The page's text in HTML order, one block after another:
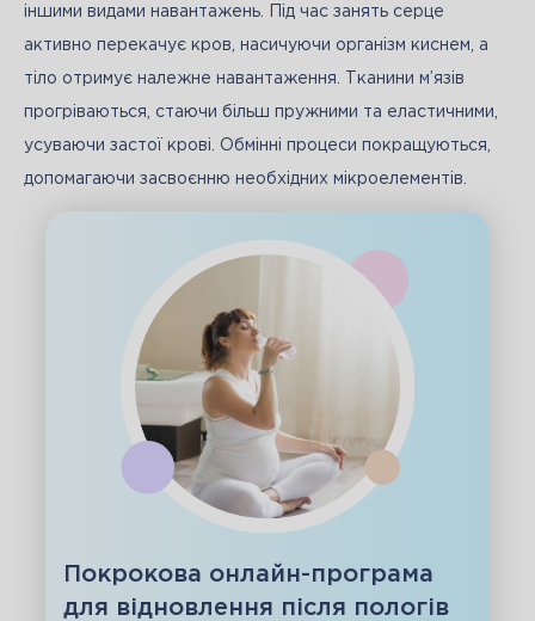
іншими видами навантажень. Під час занять серце
активно перекачує кров, насичуючи організм киснем, а
тіло отримує належне навантаження. Тканини м’язів
прогріваються, стаючи більш пружними та еластичними,
усуваючи застої крові. Обмінні процеси покращуються,
допомагаючи засвоєнню необхідних мікроелементів.
Покрокова онлайн-програма
для відновлення після пологів